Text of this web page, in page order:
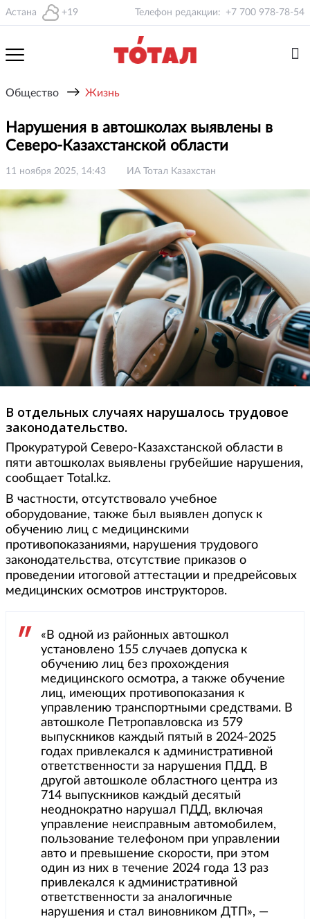
Астана +19 Телефон редакции: +7 700 978-78-54
Общество → Жизнь
Нарушения в автошколах выявлены в
Северо-Казахстанской области
11 ноября 2025, 14:43 ИА Тотал Казахстан
В отдельных случаях нарушалось трудовое
законодательство.
Прокуратурой Северо-Казахстанской области в
пяти автошколах выявлены грубейшие нарушения,
сообщает Total.kz.
В частности, отсутствовало учебное
оборудование, также был выявлен допуск к
обучению лиц с медицинскими
противопоказаниями, нарушения трудового
законодательства, отсутствие приказов о
проведении итоговой аттестации и предрейсовых
медицинских осмотров инструкторов.
«В одной из районных автошкол
установлено 155 случаев допуска к
обучению лиц без прохождения
медицинского осмотра, а также обучение
лиц, имеющих противопоказания к
управлению транспортными средствами. В
автошколе Петропавловска из 579
выпускников каждый пятый в 2024-2025
годах привлекался к административной
ответственности за нарушения ПДД. В
другой автошколе областного центра из
714 выпускников каждый десятый
неоднократно нарушал ПДД, включая
управление неисправным автомобилем,
пользование телефоном при управлении
авто и превышение скорости, при этом
один из них в течение 2024 года 13 раз
привлекался к административной
ответственности за аналогичные
нарушения и стал виновником ДТП», —